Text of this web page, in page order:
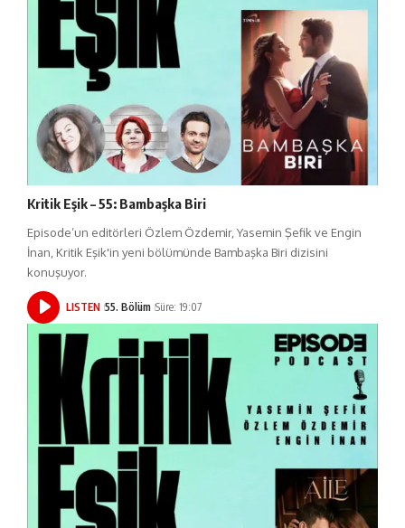
Kritik Eşik – 55: Bambaşka Biri
Episode’un editörleri Özlem Özdemir, Yasemin Şefik ve Engin
İnan, Kritik Eşik'in yeni bölümünde Bambaşka Biri dizisini
konuşuyor.
LISTEN 55. Bölüm Süre: 19:07